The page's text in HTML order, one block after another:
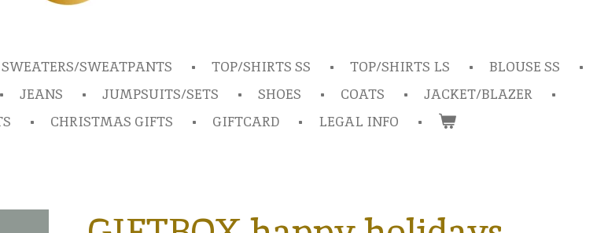
SWEATERS/SWEATPANTS TOP/SHIRTS SS TOP/SHIRTS LS
BLOUSE SS
JEANS JUMPSUITS/SETS SHOES COATS
JACKET/BLAZER
CHRISTMAS GIFTS GIFTCARD LEGAL INFO